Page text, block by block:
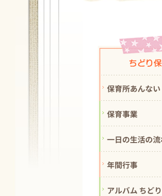
保育所あんない
保育事業
一日の生活の
年間行事
アルバム ちど